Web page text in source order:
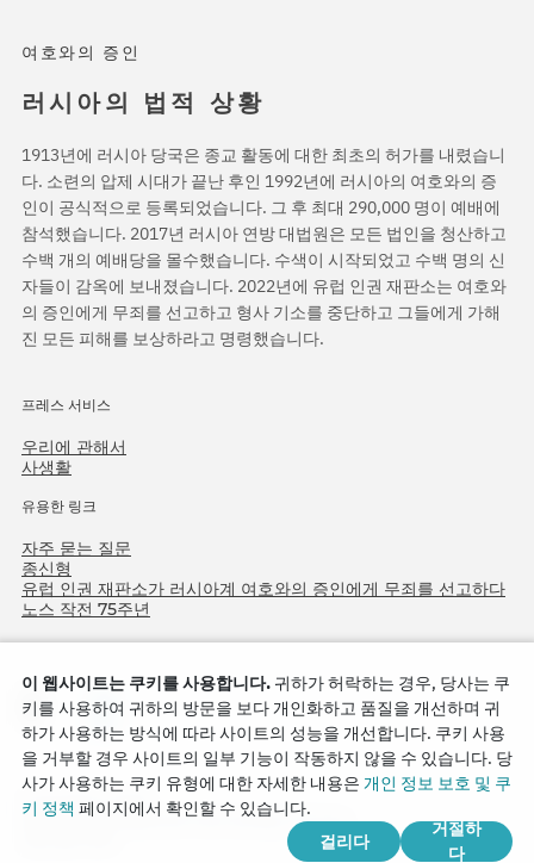
여호와의 증인
러시아의 법적 상황
1913년에 러시아 당국은 종교 활동에 대한 최초의 허가를 내렸습니
다. 소련의 압제 시대가 끝난 후인 1992년에 러시아의 여호와의 증
인이 공식적으로 등록되었습니다. 그 후 최대 290,000 명이 예배에
참석했습니다. 2017년 러시아 연방 대법원은 모든 법인을 청산하고
수백 개의 예배당을 몰수했습니다. 수색이 시작되었고 수백 명의 신
자들이 감옥에 보내졌습니다. 2022년에 유럽 인권 재판소는 여호와
의 증인에게 무죄를 선고하고 형사 기소를 중단하고 그들에게 가해
진 모든 피해를 보상하라고 명령했습니다.
프레스 서비스
우리에 관해서
사생활
유용한 링크
자주 묻는 질문
종신형
유럽 인권 재판소가 러시아계 여호와의 증인에게 무죄를 선고하다
노스 작전 75주년
Copyright © 2026
Watch Tower Bible and Tract Society of Korea.
이 웹사이트는 쿠키를 사용합니다. 귀하가 허락하는 경우, 당사는 쿠
키를 사용하여 귀하의 방문을 보다 개인화하고 품질을 개선하며 귀
하가 사용하는 방식에 따라 사이트의 성능을 개선합니다. 쿠키 사용
을 거부할 경우 사이트의 일부 기능이 작동하지 않을 수 있습니다. 당
사가 사용하는 쿠키 유형에 대한 자세한 내용은 개인 정보 보호 및 쿠
키 정책 페이지에서 확인할 수 있습니다.
걸리다
거절하
다